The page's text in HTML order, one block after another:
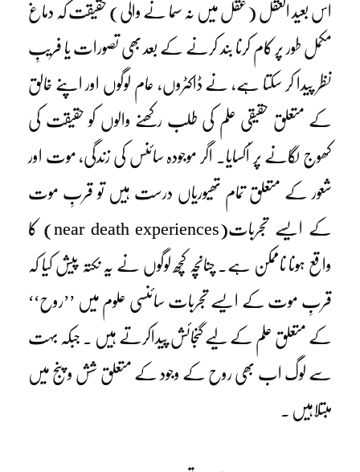
اس بعید العقل (عقل میں نہ سما نے والی) حقیقت کہ دماغ
مکمل طور پر کام کرنا بند کرنے کے بعد بھی تصورات یا فریبِ
نظر پیدا کر سکتا ہے، نے ڈاکٹروں، عام لوگوں اور اپنے خالق
کے متعلق حقیقی علم کی طلب رکھنے والوں کو حقیقت کی
کھوج لگانے پر اُکسایا۔ اگر موجودہ سائنس کی زندگی، موت اور
شعور کے متعلق تمام تھیوریاں درست ہیں تو قربِ موت
کے ایسے تجربات(near death experiences) کا
واقع ہونا ناممکن ہے۔ چنانچہ کچھ لوگوں نے یہ نکتہ پیش کیا کہ
قربِ موت کے ایسے تجربات سائنسی علوم میں ’’روح‘‘
کے متعلق علم کے لیے گنجائش پیداکرتے ہیں ۔ جبکہ بہت
سے لوگ اب بھی روح کے وجود کے متعلق شش وپنج میں
مبتلاہیں ۔